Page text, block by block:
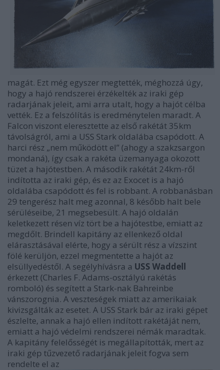
magát. Ezt még egyszer megtették, méghozzá úgy,
hogy a hajó rendszerei érzékelték az iraki gép
radarjának jeleit, ami arra utalt, hogy a hajót célba
vették. Ez a felszólítás is eredménytelen maradt. A
Falcon viszont eleresztette az első rakétát 35km
távolságról, ami a USS Stark oldalába csapódott. A
harci rész „nem működött el” (ahogy a szakzsargon
mondaná), így csak a rakéta üzemanyaga okozott
tüzet a hajótestben. A második rakétát 24km-ről
indította az iraki gép, és ez az Exocet is a hajó
oldalába csapódott és fel is robbant. A robbanásban
29 tengerész halt meg azonnal, 8 később halt bele
sérüléseibe, 21 megsebesült. A hajó oldalán
keletkezett résen víz tört be a hajótestbe, emiatt az
megdőlt. Brindell kapitány az ellenkező oldal
elárasztásával elérte, hogy a sérült rész a vízszint
fölé kerüljön, ezzel megmentette a hajót az
elsüllyedéstől. A segélyhívásra a USS Waddell
érkezett (Charles F. Adams-osztályú rakétás
romboló) és segített a Stark-nak Bahreinbe
vánszorognia. A veszteségek miatt az amerikaiak
kivizsgálták az esetet. A USS Stark bár az iraki gépet
észlelte, annak a hajó ellen indított rakétáját nem,
emiatt a hajó védelmi rendszerei némák maradtak.
A kapitány felelősségét is megállapították, mert az
iraki gép tűzvezető radarjának jeleit fogva sem
rendelte el az